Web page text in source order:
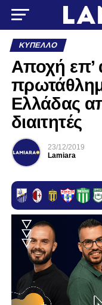
ΚΎΠΕΛΛΟ
Αποχή επ’
Ελλάδας
διαιτητές
23/12/2019
Lamiara